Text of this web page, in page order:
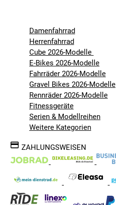
Damenfahrrad
Herrenfahrrad
Cube 2026-Modelle
E-Bikes 2026-Modelle
Fahrräder 2026-Modelle
Gravel Bikes 2026-Modelle
Rennräder 2026-Modelle
Fitnessgeräte
Serien & Modellreihen
Weitere Kategorien
ZAHLUNGSWEISEN